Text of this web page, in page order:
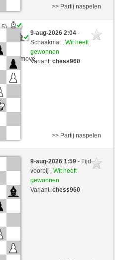
15)
move
>> Partij naspelen
9-aug-2026 2:04-
Schaakmat ,Wit heeft
gewonnen
Variant:chess960
move
>> Partij naspelen
9-aug-2026 1:59- Tijd
voorbij ,Wit heeft
gewonnen
Variant:chess960